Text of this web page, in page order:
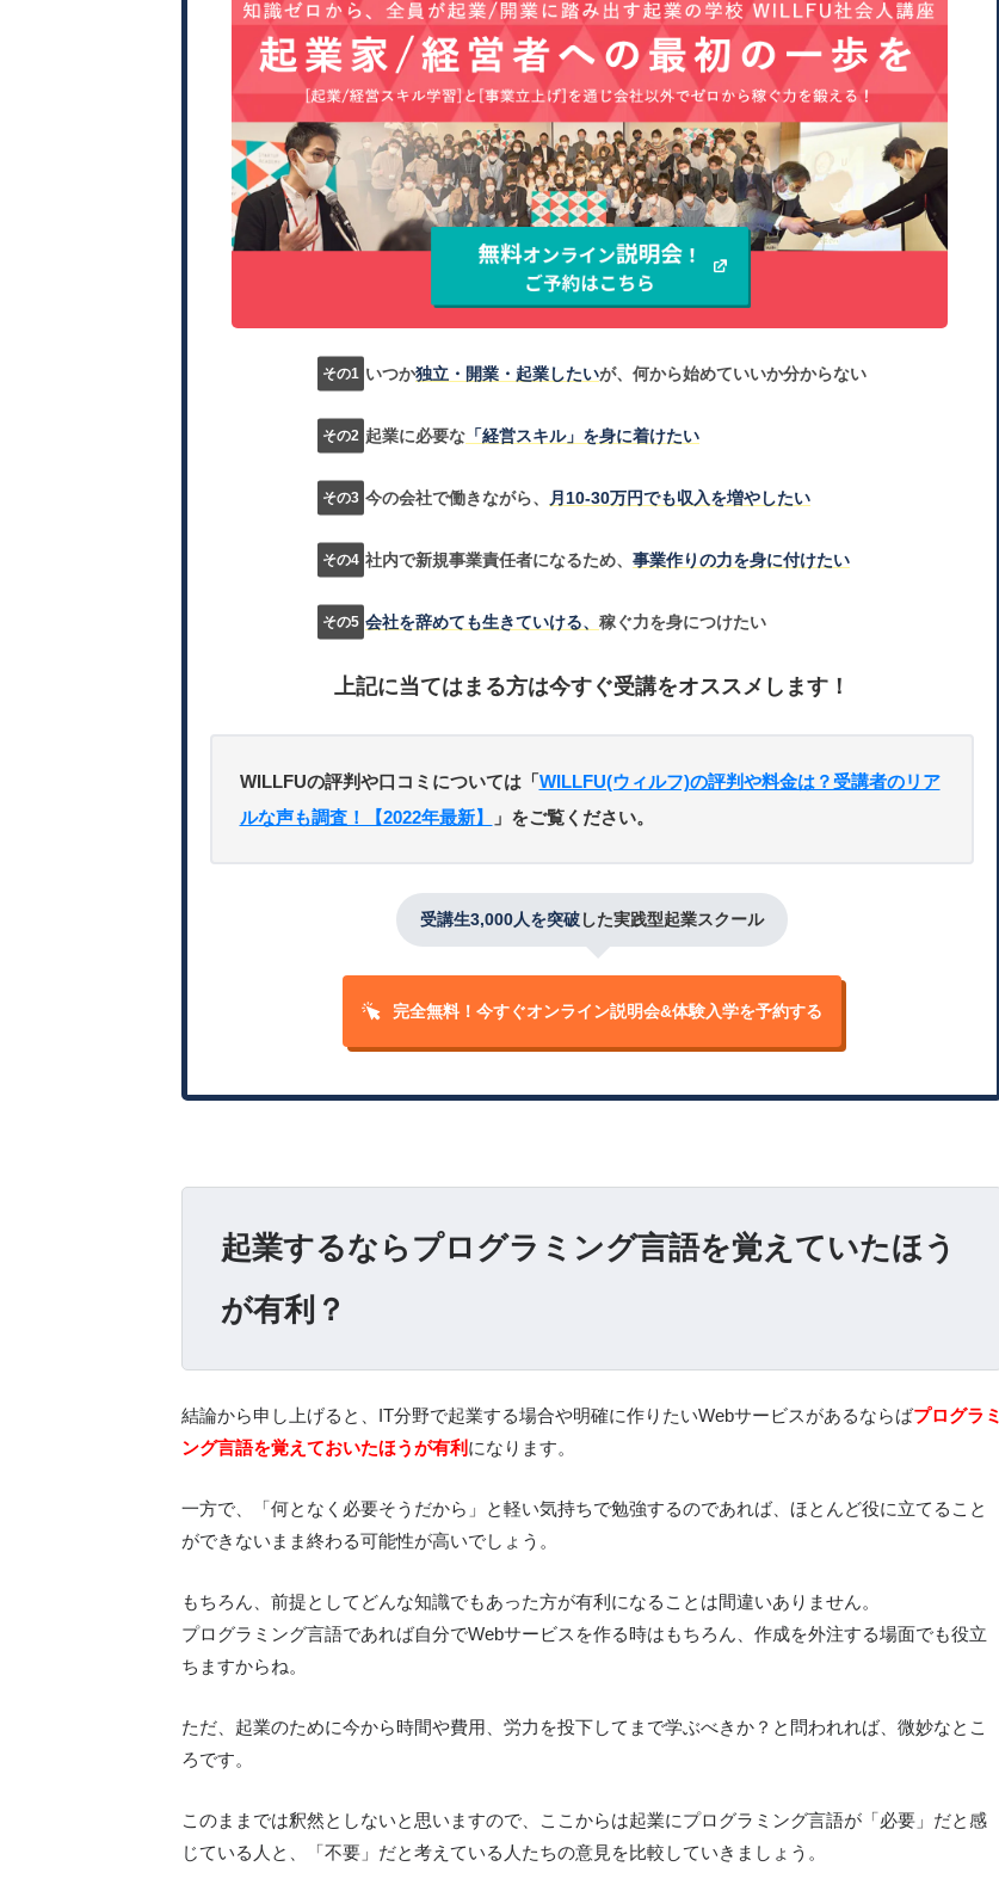
いつか独立・開業・起業したいが、何から始めていいか分からない
起業に必要な 「経営スキル」を身に着けたい
今の会社で働きながら、 月10-30万円でも収入を増やしたい
社内で新規事業責任者になるため、 事業作りの力を身に付けたい
会社を辞めても生きていける、 稼ぐ力を身につけたい
上記に当てはまる方は今すぐ受講をオススメします！
WILLFUの評判や口コミについては「WILLFU(ウィルフ)の評判や料金は？受講者のリア
ルな声も調査！【2022年最新】
」をご覧ください。
受講生3,000人を突破した実践型起業スクール
完全無料！ 今すぐオンライン説明会&体験入学を予約する
起業するならプログラミング言語を覚えていたほう
が有利？
結論から申し上げると、IT分野で起業する場合や明確に作りたいWebサービスがあるならばプログラミ
ング言語を覚えておいたほうが有利 になります。
一方で、「何となく必要そうだから」と軽い気持ちで勉強するのであれば、ほとんど役に立てること
ができないまま終わる可能性が高いでしょう。
もちろん、前提としてどんな知識でもあった方が有利になることは間違いありません。
プログラミング言語であれば自分でWebサービスを作る時はもちろん、作成を外注する場面でも役立
ちますからね。
ただ、起業のために今から時間や費用、労力を投下してまで学ぶべきか？と問われれば、微妙なとこ
ろです。
このままでは釈然としないと思いますので、ここからは起業にプログラミング言語が「必要」だと感
じている人と、「不要」だと考えている人たちの意見を比較していきましょう。